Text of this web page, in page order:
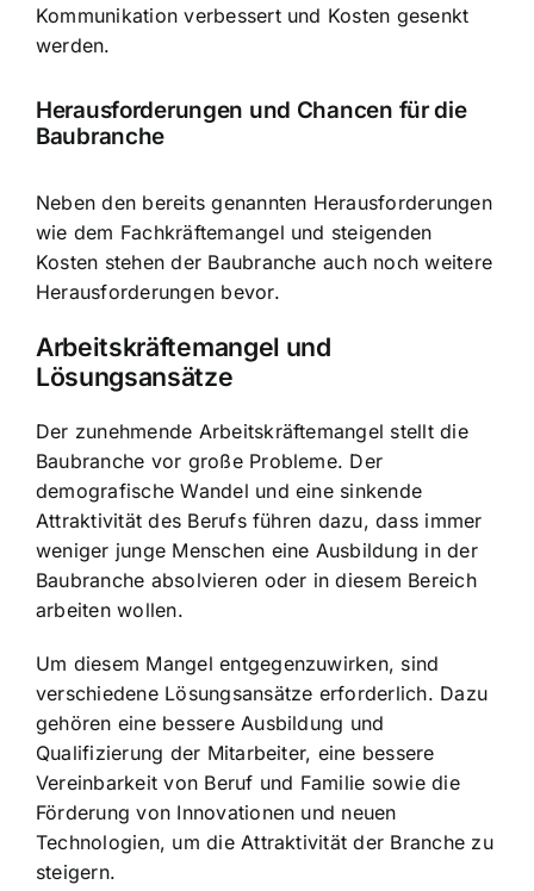
Kommunikation verbessert und Kosten gesenkt
werden.
Herausforderungen und Chancen für die
Baubranche
Neben den bereits genannten Herausforderungen
wie dem Fachkräftemangel und steigenden
Kosten stehen der Baubranche auch noch weitere
Herausforderungen bevor.
Arbeitskräftemangel und
Lösungsansätze
Der zunehmende Arbeitskräftemangel stellt die
Baubranche vor große Probleme. Der
demografische Wandel und eine sinkende
Attraktivität des Berufs führen dazu, dass immer
weniger junge Menschen eine Ausbildung in der
Baubranche absolvieren oder in diesem Bereich
arbeiten wollen.
Um diesem Mangel entgegenzuwirken, sind
verschiedene Lösungsansätze erforderlich. Dazu
gehören eine bessere Ausbildung und
Qualifizierung der Mitarbeiter, eine bessere
Vereinbarkeit von Beruf und Familie sowie die
Förderung von Innovationen und neuen
Technologien, um die Attraktivität der Branche zu
steigern.